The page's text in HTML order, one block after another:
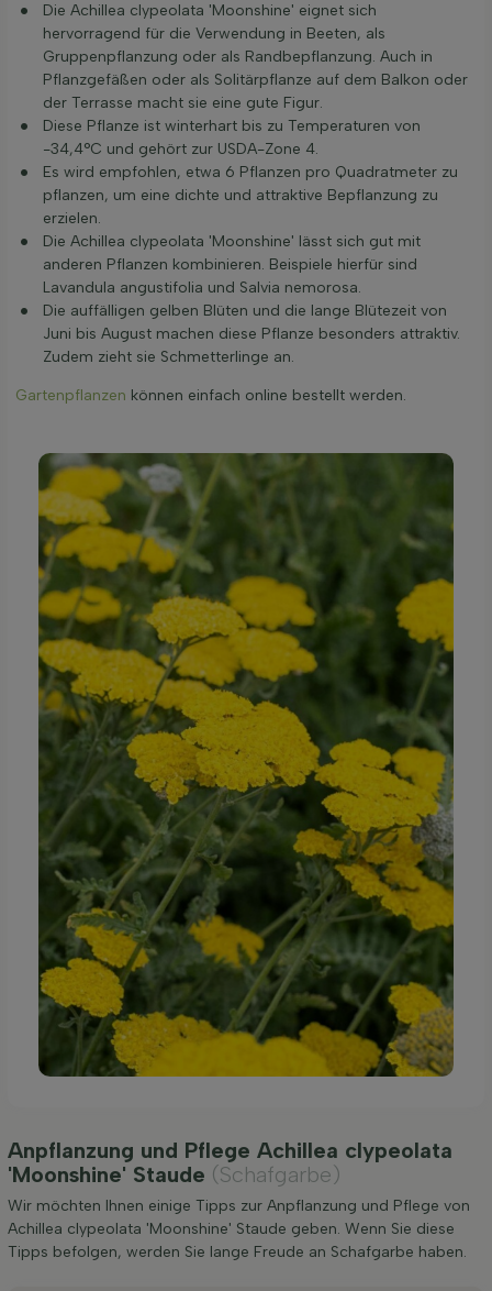
Die Achillea clypeolata 'Moonshine' eignet sich
hervorragend für die Verwendung in Beeten, als
Gruppenpflanzung oder als Randbepflanzung. Auch in
Pflanzgefäßen oder als Solitärpflanze auf dem Balkon oder
der Terrasse macht sie eine gute Figur.
Diese Pflanze ist winterhart bis zu Temperaturen von
-34,4°C und gehört zur USDA-Zone 4.
Es wird empfohlen, etwa 6 Pflanzen pro Quadratmeter zu
pflanzen, um eine dichte und attraktive Bepflanzung zu
erzielen.
Die Achillea clypeolata 'Moonshine' lässt sich gut mit
anderen Pflanzen kombinieren. Beispiele hierfür sind
Lavandula angustifolia und Salvia nemorosa.
Die auffälligen gelben Blüten und die lange Blütezeit von
Juni bis August machen diese Pflanze besonders attraktiv.
Zudem zieht sie Schmetterlinge an.
Gartenpflanzen können einfach online bestellt werden.
Anpflanzung und Pflege Achillea clypeolata
'Moonshine' Staude (Schafgarbe)
Wir möchten Ihnen einige Tipps zur Anpflanzung und Pflege von
Achillea clypeolata 'Moonshine' Staude geben. Wenn Sie diese
Tipps befolgen, werden Sie lange Freude an Schafgarbe haben.